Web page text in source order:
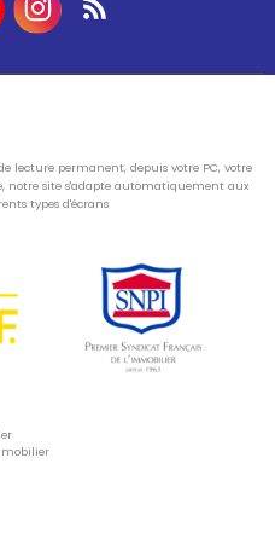
lecture permanent, depuis votre PC, votre
notre site s'adapte automatiquement aux
types d'écrans